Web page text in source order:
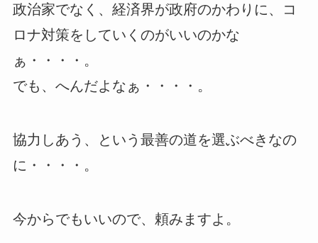
政治家でなく、経済界が政府のかわりに、コ
ロナ対策をしていくのがいいのかな
ぁ・・・・。
でも、へんだよなぁ・・・・。
協力しあう、という最善の道を選ぶべきなの
に・・・・。
今からでもいいので、頼みますよ。